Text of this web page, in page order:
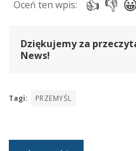
Dziękujemy za
News!
Tagi: PRZEMYŚL